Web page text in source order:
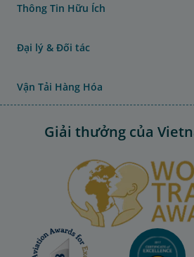
Thông Tin Hữu Ích
Đại lý & Đối tác
Vận Tải Hàng Hóa
Giải thưởng của